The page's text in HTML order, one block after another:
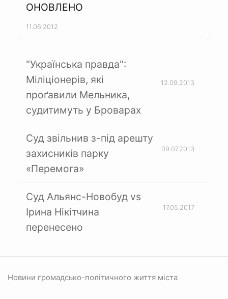
ОНОВЛЕНО
11.06.2012
"Українська правда":
Міліціонерів, які
проґавили Мельника,
судитимуть у Броварах
12.09.2013
Суд звільнив з-під арешту
захисників парку
«Перемога»
09.07.2013
Суд Альянс-Новобуд vs
Ірина Нікітчина
перенесено
17.05.2017
Новини громадсько-політичного життя міста